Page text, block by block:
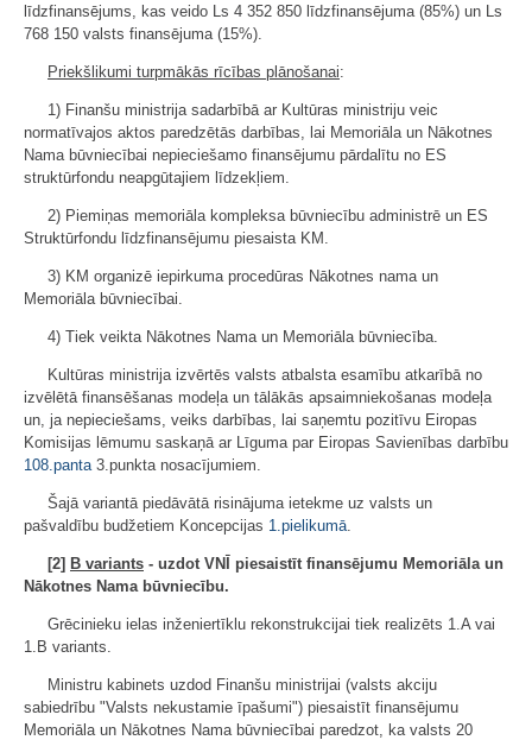
līdzfinansējums, kas veido Ls 4 352 850 līdzfinansējuma (85%) un Ls
768 150 valsts finansējuma (15%).
Priekšlikumi turpmākās rīcības plānošanai:
1) Finanšu ministrija sadarbībā ar Kultūras ministriju veic
normatīvajos aktos paredzētās darbības, lai Memoriāla un Nākotnes
Nama būvniecībai nepieciešamo finansējumu pārdalītu no ES
struktūrfondu neapgūtajiem līdzekļiem.
2) Piemiņas memoriāla kompleksa būvniecību administrē un ES
Struktūrfondu līdzfinansējumu piesaista KM.
3) KM organizē iepirkuma procedūras Nākotnes nama un
Memoriāla būvniecībai.
4) Tiek veikta Nākotnes Nama un Memoriāla būvniecība.
Kultūras ministrija izvērtēs valsts atbalsta esamību atkarībā no
izvēlētā finansēšanas modeļa un tālākās apsaimniekošanas modeļa
un, ja nepieciešams, veiks darbības, lai saņemtu pozitīvu Eiropas
Komisijas lēmumu saskaņā ar Līguma par Eiropas Savienības darbību
108.panta 3.punkta nosacījumiem.
Šajā variantā piedāvātā risinājuma ietekme uz valsts un
pašvaldību budžetiem Koncepcijas 1.pielikumā
[2] B variants - uzdot VNĪ piesaistīt finansējumu Memoriāla un
Nākotnes Nama būvniecību.
Grēcinieku ielas inženiertīklu rekonstrukcijai tiek realizēts 1.A vai
1.B variants.
Ministru kabinets uzdod Finanšu ministrijai (valsts akciju
sabiedrību "Valsts nekustamie īpašumi") piesaistīt finansējumu
Memoriāla un Nākotnes Nama būvniecībai paredzot, ka valsts 20